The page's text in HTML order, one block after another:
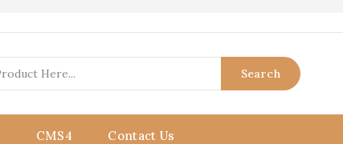
Search
CMS4 Contact Us